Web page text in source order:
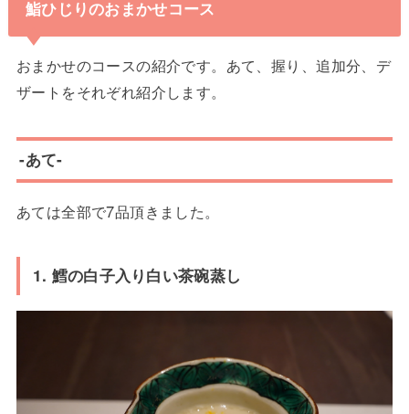
鮨ひじりのおまかせコース
おまかせのコースの紹介です。あて、握り、追加分、デ
ザートをそれぞれ紹介します。
-あて-
あては全部で7品頂きました。
1. 鱈の白子入り白い茶碗蒸し